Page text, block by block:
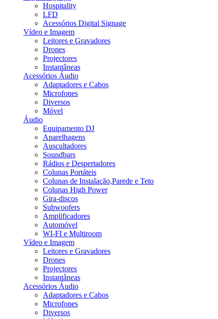
Hospitality
LFD
Acessórios Digital Signage
Vídeo e Imagem
Leitores e Gravadores
Drones
Projectores
Instantâneas
Acessórios Áudio
Adaptadores e Cabos
Microfones
Diversos
Móvel
Áudio
Equipamento DJ
Aparelhagens
Auscultadores
Soundbars
Rádios e Despertadores
Colunas Portáteis
Colunas de Instalação,Parede e Teto
Colunas High Power
Gira-discos
Subwoofers
Amplificadores
Automóvel
WI-FI e Multiroom
Vídeo e Imagem
Leitores e Gravadores
Drones
Projectores
Instantâneas
Acessórios Áudio
Adaptadores e Cabos
Microfones
Diversos